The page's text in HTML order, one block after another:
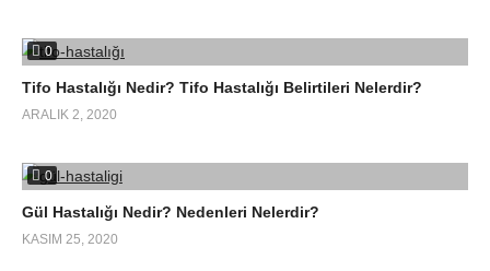
0
Tifo Hastalığı Nedir? Tifo Hastalığı Belirtileri Nelerdir?
ARALIK 2, 2020
0
Gül Hastalığı Nedir? Nedenleri Nelerdir?
KASIM 25, 2020